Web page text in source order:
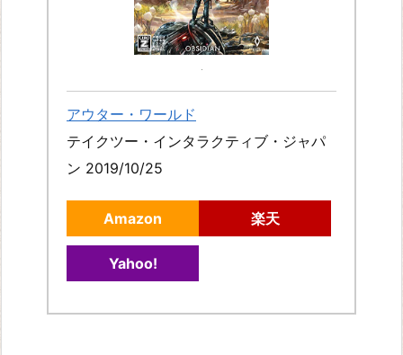
アウター・ワールド
テイクツー・インタラクティブ・ジャパ
ン 2019/10/25
Amazon 楽天
Yahoo!